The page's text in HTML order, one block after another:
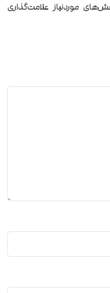
موردنیاز علامت‌گذاری